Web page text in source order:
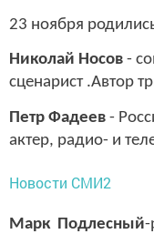
23 ноября
Николай Носов -
сценарист .Автор
Петр Фадеев -
актер, радио- и
Новости СМИ2
Марк Подлесный-